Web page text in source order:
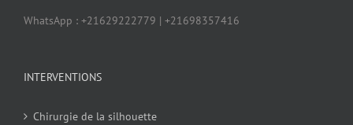
WhatsApp : +21629222779 | +21698357416
INTERVENTIONS
Chirurgie de la silhouette